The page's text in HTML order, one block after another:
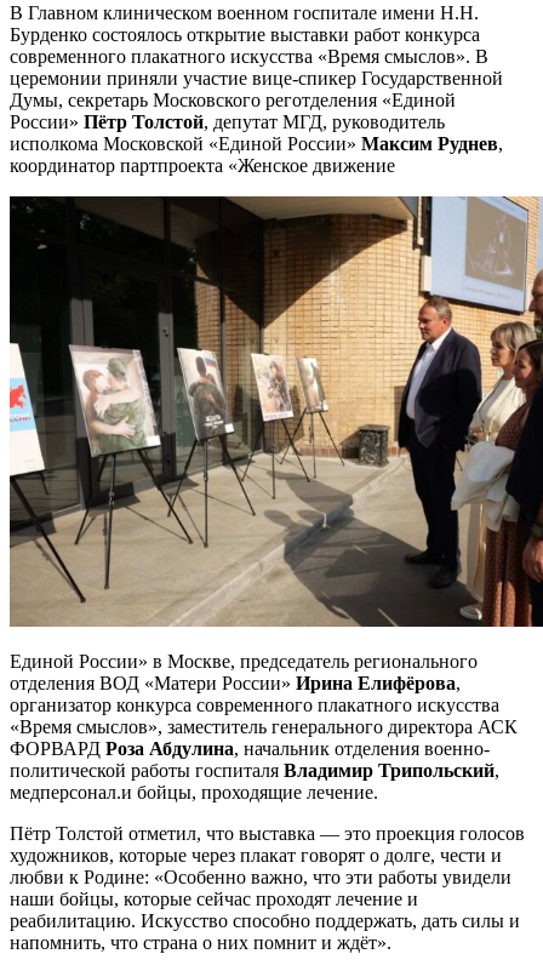
В Главном клиническом военном госпитале имени Н.Н.
Бурденко состоялось открытие выставки работ конкурса
современного плакатного искусства «Время смыслов». В
церемонии приняли участие вице-спикер Государственной
Думы, секретарь Московского реготделения «Единой
России» Пётр Толстой, депутат МГД, руководитель
исполкома Московской «Единой России» Максим Руднев,
координатор партпроекта «Женское движение
Единой России» в Москве, председатель регионального
отделения ВОД «Матери России» Ирина Елифёрова,
организатор конкурса современного плакатного искусства
«Время смыслов», заместитель генерального директора АСК
ФОРВАРД Роза Абдулина, начальник отделения военно-
политической работы госпиталя Владимир Трипольский,
медперсонал.и бойцы, проходящие лечение.
Пётр Толстой отметил, что выставка — это проекция голосов
художников, которые через плакат говорят о долге, чести и
любви к Родине: «Особенно важно, что эти работы увидели
наши бойцы, которые сейчас проходят лечение и
реабилитацию. Искусство способно поддержать, дать силы и
напомнить, что страна о них помнит и ждёт».